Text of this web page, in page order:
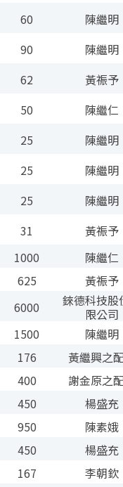
60
陳繼明
90
陳繼明
62
黃祳予
50
陳繼仁
25
陳繼明
25
陳繼明
25
陳繼明
31
黃祳予
1000
陳繼仁
625
黃祳予
6000
錸德科技股
限公司
1500
陳繼明
176
黃繼興之
400
謝金原之
450
楊盛充
950
陳素娥
450
楊盛充
167
李朝欽